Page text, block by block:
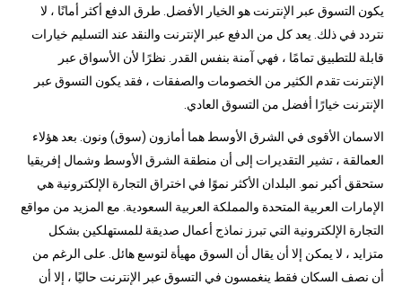
يكون التسوق عبر الإنترنت هو الخيار الأفضل. طرق الدفع أكثر أمانًا ، لا
نتردد في ذلك. يعد كل من الدفع عبر الإنترنت والنقد عند التسليم خيارات
قابلة للتطبيق تمامًا ، فهي آمنة بنفس القدر. نظرًا لأن الأسواق عبر
الإنترنت تقدم الكثير من الخصومات والصفقات ، فقد يكون التسوق عبر
الإنترنت خيارًا أفضل من التسوق العادي.
الاسمان الأقوى في الشرق الأوسط هما أمازون (سوق) ونون. بعد هؤلاء
العمالقة ، تشير التقديرات إلى أن منطقة الشرق الأوسط وشمال إفريقيا
ستحقق أكبر نمو. البلدان الأكثر نموًا في اختراق التجارة الإلكترونية هي
الإمارات العربية المتحدة والمملكة العربية السعودية. مع المزيد من مواقع
التجارة الإلكترونية التي تبرز نماذج أعمال صديقة للمستهلكين بشكل
متزايد ، لا يمكن إلا أن يقال أن السوق مهيأة لتوسع هائل. على الرغم من
أن نصف السكان فقط ينغمسون في التسوق عبر الإنترنت حاليًا ، إلا أن